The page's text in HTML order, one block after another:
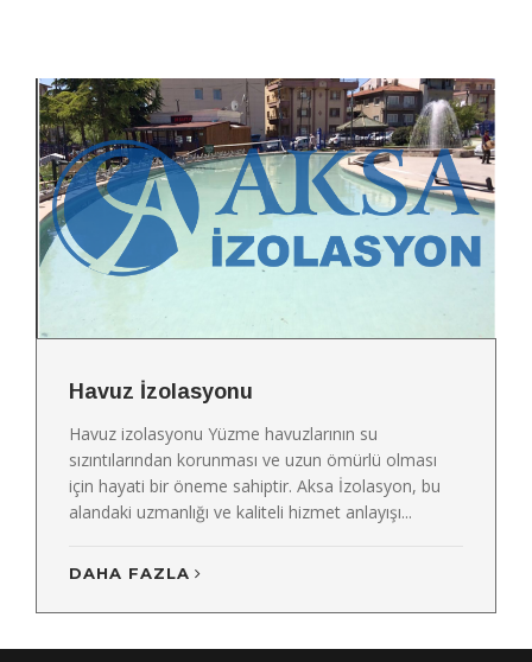
Havuz İzolasyonu
Havuz izolasyonu Yüzme havuzlarının su
sızıntılarından korunması ve uzun ömürlü olması
için hayati bir öneme sahiptir. Aksa İzolasyon, bu
alandaki uzmanlığı ve kaliteli hizmet anlayışı...
DAHA FAZLA